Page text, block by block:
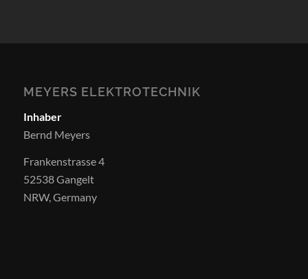
MEYERS ELEKTROTECHNIK
Inhaber
Bernd Meyers
Frankenstrasse 4
52538 Gangelt
NRW, Germany